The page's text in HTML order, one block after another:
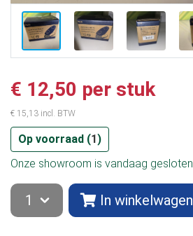
€ 12,50 per stuk
€ 15,13 incl. BTW
Op voorraad (1)
Onze showroom is vandaag gesloten
In winkelwagen